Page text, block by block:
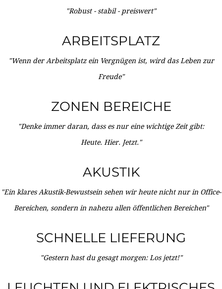
"Robust - stabil - preiswert"
ARBEITSPLATZ
"Wenn der Arbeitsplatz ein Vergnügen ist, wird das Leben zur
Freude"
ZONEN BEREICHE
"Denke immer daran, dass es nur eine wichtige Zeit gibt:
Heute. Hier. Jetzt."
AKUSTIK
"Ein klares Akustik-Bewustsein sehen wir heute nicht nur in Office-
Bereichen, sondern in nahezu allen öffentlichen Bereichen"
SCHNELLE LIEFERUNG
"Gestern hast du gesagt morgen: Los jetzt!"